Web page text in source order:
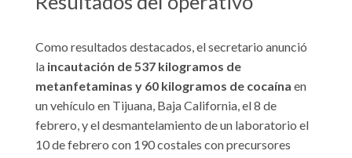
Como resultados destacados, el secretario anunció
la incautación de 537 kilogramos de
metanfetaminas y 60 kilogramos de cocaína en
un vehículo en Tijuana, Baja California, el 8 de
febrero, y el desmantelamiento de un laboratorio el
10 de febrero con 190 costales con precursores